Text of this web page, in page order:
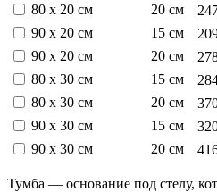
80 х 20 см
20 см
90 х 20 см
15 см
90 х 20 см
20 см
80 х 30 см
15 см
80 х 30 см
20 см
90 х 30 см
15 см
90 х 30 см
20 см
Тумба — основание под стелу,